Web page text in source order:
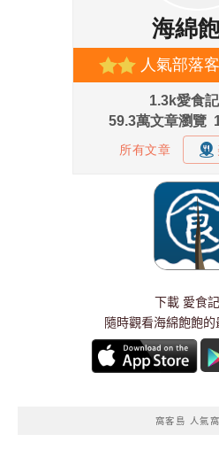
下載 愛食
隨時觀看海綿飽飽
窩客島 人氣